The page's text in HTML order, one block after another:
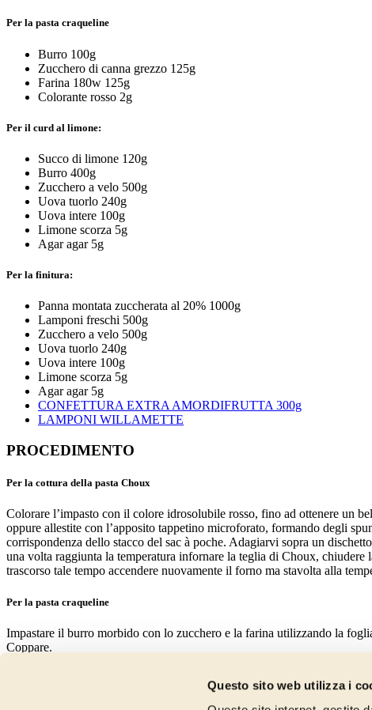
Questo sito web utilizza i
Per la pasta craqueline
Burro 100g
Zucchero di canna grezzo 125g
Farina 180w 125g
Colorante rosso 2g
Per il curd al limone:
Succo di limone 120g
Burro 400g
Zucchero a velo 500g
Uova tuorlo 240g
Uova intere 100g
Limone scorza 5g
Agar agar 5g
Per la finitura:
Panna montata zuccherata al 20% 1000g
Lamponi freschi 500g
Zucchero a velo 500g
Uova tuorlo 240g
Uova intere 100g
Limone scorza 5g
Agar agar 5g
CONFETTURA EXTRA AMORDIFRUTTA 300g
LAMPONI WILLAMETTE
PROCEDIMENTO
Per la cottura della pasta Choux
Colorare l’impasto con il colore idrosolubile rosso, fino ad ottenere un
oppure allestite con l’apposito tappetino microforato, formando degli
corrispondenza dello stacco del sac à poche. Adagiarvi sopra un
una volta raggiunta la temperatura infornare la teglia di Choux,
trascorso tale tempo accendere nuovamente il forno ma stavolta alla
Per la pasta craqueline
Impastare il burro morbido con lo zucchero e la farina utilizzando la
Coppare.